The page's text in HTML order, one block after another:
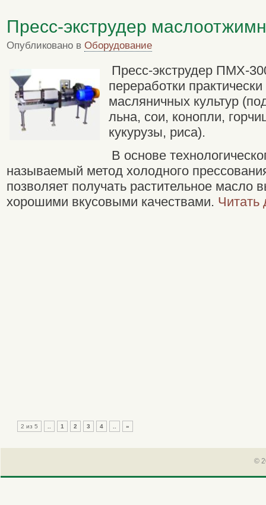
Пресс-экструдер
Опубликовано в Оборудование
Пресс-экструдер ПМХ-
переработки
масляничных культур
льна, сои, конопли,
кукурузы, риса).
В основе
называемый метод холодного
позволяет получать растительное масло
хорошими вкусовыми качествами.
2 из 5 1 2 3 4 »
©